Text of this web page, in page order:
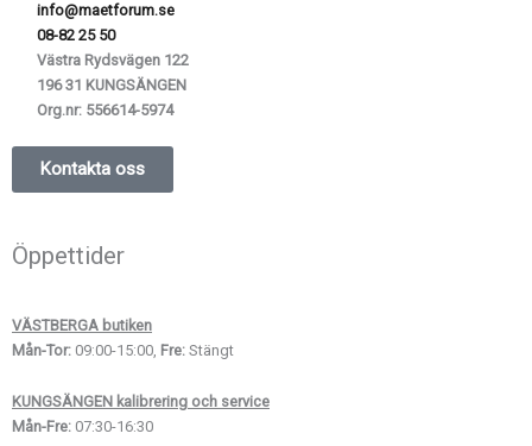
Öppettider
VÄSTBERGA butiken
Mån-Tor: 09:00-15:00, Fre: Stängt
KUNGSÄNGEN kalibrering och service
Mån-Fre: 07:30-16:30
info@maetforum.se
08-82 25 50
Västra Rydsvägen 122
196 31 KUNGSÄNGEN
Org.nr:556614-5974
Kontakta oss